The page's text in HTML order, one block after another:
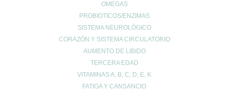
OMEGAS
PROBIOTICOS/ENZIMAS
SISTEMA NEUROLÓGICO
CORAZÓN Y SISTEMA CIRCULATORIO
AUMENTO DE LIBIDO
TERCERA EDAD
VITAMINAS A, B, C, D, E, K
FATIGA Y CANSANCIO
UBICACIÓN
Calle Daoiz 9, Puerto de Sagunto - Valencia